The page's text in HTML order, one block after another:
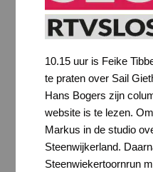
10.15 uur is Feike
te praten over Sail
Hans Bogers zijn
website is te lezen.
Markus in de studio
Steenwijkerland.
Steenwiekertoornrun